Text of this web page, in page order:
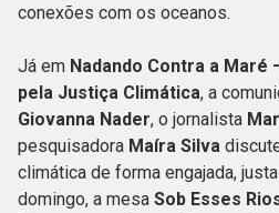
conexões com os oceanos.
Já em Nadando Contra a Maré
pela Justiça Climática, a
Giovanna Nader, o jornalista
pesquisadora Maíra Silva
climática de forma engajada,
domingo, a mesa Sob Esses